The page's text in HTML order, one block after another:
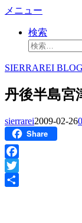
コ
へ
キ
プ
メニュー
検索
検
SIERRAREI BLOG
丹後半島宮
sierrarei2009-02-260
Share
Facebook
Twitter